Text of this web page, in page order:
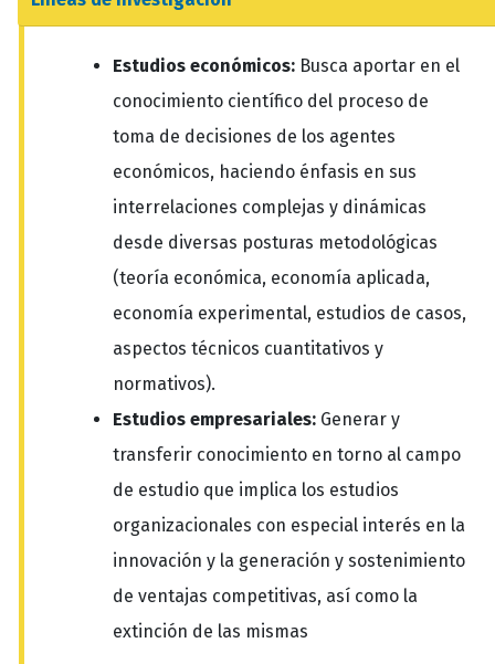
Estudios económicos: Busca aportar en el
conocimiento científico del proceso de
toma de decisiones de los agentes
económicos, haciendo énfasis en sus
interrelaciones complejas y dinámicas
desde diversas posturas metodológicas
(teoría económica, economía aplicada,
economía experimental, estudios de casos,
aspectos técnicos cuantitativos y
normativos).
Estudios empresariales: Generar y
transferir conocimiento en torno al campo
de estudio que implica los estudios
organizacionales con especial interés en la
innovación y la generación y sostenimiento
de ventajas competitivas, así como la
extinción de las mismas